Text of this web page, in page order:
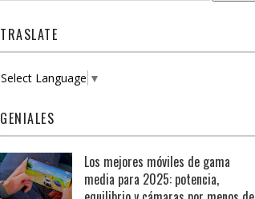
TRASLATE
Select Language ▼
GENIALES
Los mejores móviles de gama
media para 2025: potencia,